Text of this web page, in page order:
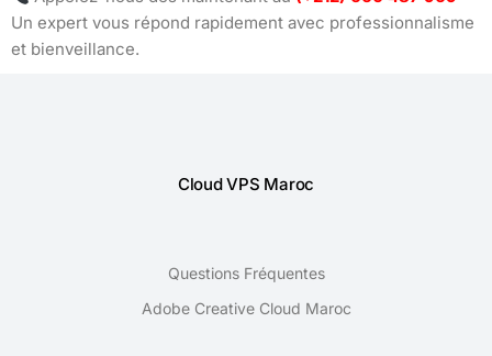
Un expert vous répond rapidement avec professionnalisme
et bienveillance.
Cloud VPS Maroc
Questions Fréquentes
Adobe Creative Cloud Maroc